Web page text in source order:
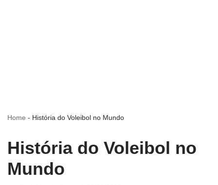
Home - História do Voleibol no Mundo
História do Voleibol no
Mundo